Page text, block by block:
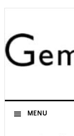
Skip
primary
navigation
Skip
content
Skip
primary
sidebar
Skip
footer
MENU